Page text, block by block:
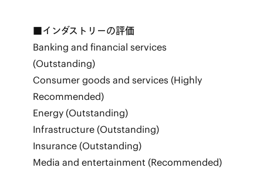
■インダストリーの評価
Banking and financial services
(Outstanding)
Consumer goods and services (Highly
Recommended)
Energy (Outstanding)
Infrastructure (Outstanding)
Insurance (Outstanding)
Media and entertainment (Recommended)